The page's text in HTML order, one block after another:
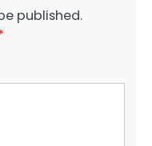
published.